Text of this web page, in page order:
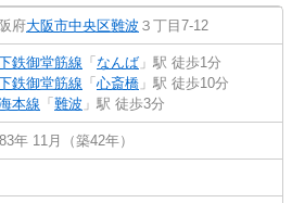
府大阪市中央区難波 ３丁目7-12
鉄御堂筋線 「なんば 」駅 徒歩1分
鉄御堂筋線 「心斎橋 」駅 徒歩10分
本線 「難波 」駅 徒歩3分
年 11月（築42年）